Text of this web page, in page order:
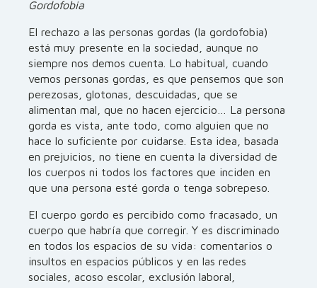
Gordofobia
El rechazo a las personas gordas (la gordofobia)
está muy presente en la sociedad, aunque no
siempre nos demos cuenta. Lo habitual, cuando
vemos personas gordas, es que pensemos que son
perezosas, glotonas, descuidadas, que se
alimentan mal, que no hacen ejercicio… La persona
gorda es vista, ante todo, como alguien que no
hace lo suficiente por cuidarse. Esta idea, basada
en prejuicios, no tiene en cuenta la diversidad de
los cuerpos ni todos los factores que inciden en
que una persona esté gorda o tenga sobrepeso.
El cuerpo gordo es percibido como fracasado, un
cuerpo que habría que corregir. Y es discriminado
en todos los espacios de su vida: comentarios o
insultos en espacios públicos y en las redes
sociales, acoso escolar, exclusión laboral,